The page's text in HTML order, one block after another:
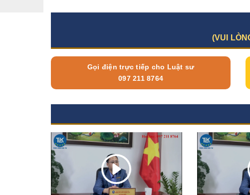
(VUI
Gọi điện trực tiếp cho Luật sư
097 211 8764